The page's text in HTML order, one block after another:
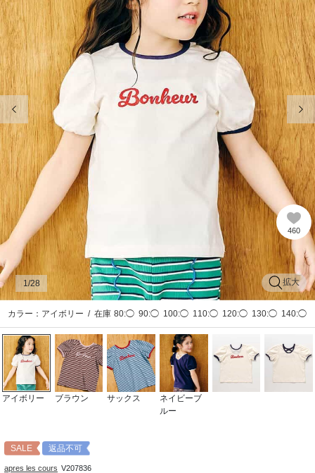
前の画像 次
460
拡大
1/28
カラー：アイボリー / 在庫 80:◯ 90:◯ 100:◯ 110:◯ 120:◯ 130:◯ 140:◯
アイボリー ブラウン サックス
ネイビーブ
ルー
SALE 返品不可
apres les cours V207836